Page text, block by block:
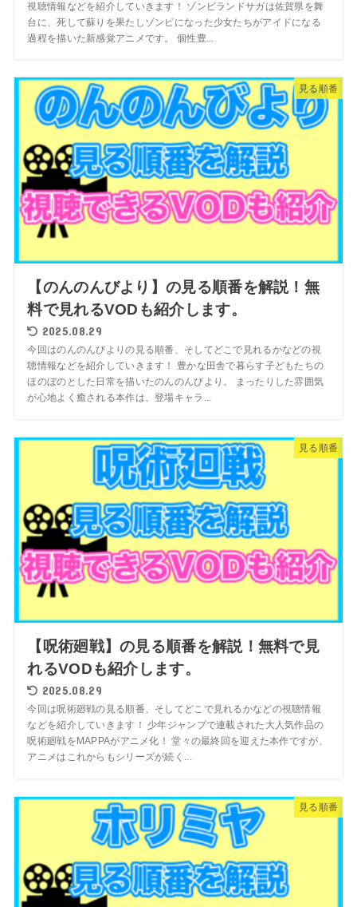
視聴情報などを紹介していきます！ ゾンビランドサガは佐賀県を舞
台に、死して蘇りを果たしゾンビになった少女たちがアイドになる
過程を描いた新感覚アニメです。 個性豊...
見る順番
【のんのんびより】の見る順番を解説！無
料で見れるVODも紹介します。
2025.08.29
今回はのんのんびよりの見る順番、そしてどこで見れるかなどの視
聴情報などを紹介していきます！ 豊かな田舎で暮らす子どもたちの
ほのぼのとした日常を描いたのんのんびより。 まったりした雰囲気
が心地よく癒される本作は、登場キャラ...
見る順番
【呪術廻戦】の見る順番を解説！無料で見
れるVODも紹介します。
2025.08.29
今回は呪術廻戦の見る順番、そしてどこで見れるかなどの視聴情報
などを紹介していきます！ 少年ジャンプで連載された大人気作品の
呪術廻戦をMAPPAがアニメ化！ 堂々の最終回を迎えた本作ですが、
アニメはこれからもシリーズが続く...
見る順番